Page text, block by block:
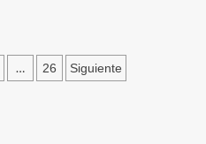
… 26 Siguiente